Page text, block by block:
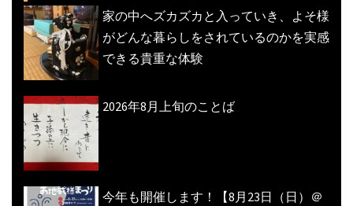
家の中へズカズカと入っていき、よそ様
がどんな暮らしをされているのかを実感
できる貴重な体験
2026年8月上旬のことば
今年も開催します！【8月23日（日）＠